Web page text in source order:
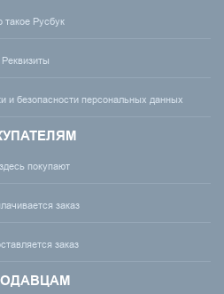
такое Русбук
Реквизиты
и безопасности персональных данных
покупают
заказ
заказ